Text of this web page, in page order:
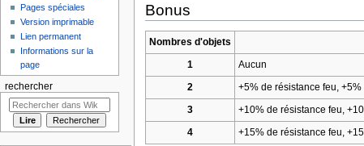
Bonus
Nombres d'objets
1
Aucun
2
+5% de résistance feu,
3
+10% de résistance feu,
4
+15% de résistance feu,
Pages spéciales
Version imprimable
Lien permanent
Informations sur la
page
rechercher